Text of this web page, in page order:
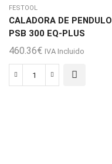
FESTOOL
CALADORA DE PENDULO
PSB 300 EQ-PLUS
460.36€ IVA Incluido
CALADORA